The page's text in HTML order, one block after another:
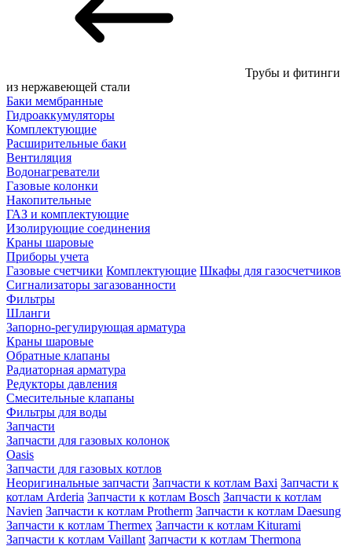
Трубы и фитинги
из нержавеющей стали
Баки мембранные
Гидроаккумуляторы
Комплектующие
Расширительные баки
Вентиляция
Водонагреватели
Газовые колонки
Накопительные
ГАЗ и комплектующие
Изолирующие соединения
Краны шаровые
Приборы учета
Газовые счетчики Комплектующие Шкафы для газосчетчиков
Сигнализаторы загазованности
Фильтры
Шланги
Запорно-регулирующая арматура
Краны шаровые
Обратные клапаны
Радиаторная арматура
Редукторы давления
Смесительные клапаны
Фильтры для воды
Запчасти
Запчасти для газовых колонок
Oasis
Запчасти для газовых котлов
Неоригинальные запчасти Запчасти к котлам Baxi Запчасти к
котлам Arderia Запчасти к котлам Bosch Запчасти к котлам
Navien Запчасти к котлам Protherm Запчасти к котлам Daesung
Запчасти к котлам Thermex Запчасти к котлам Kiturami
Запчасти к котлам Vaillant Запчасти к котлам Thermona